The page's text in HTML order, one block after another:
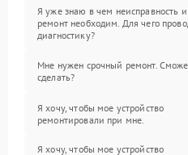
Я уже знаю в чем неисправность
ремонт необходим. Для чего
диагностику?
Мне нужен срочный ремонт.
сделать?
Я хочу, чтобы мое устройство
ремонтировали при мне.
Я хочу, чтобы мое устройство